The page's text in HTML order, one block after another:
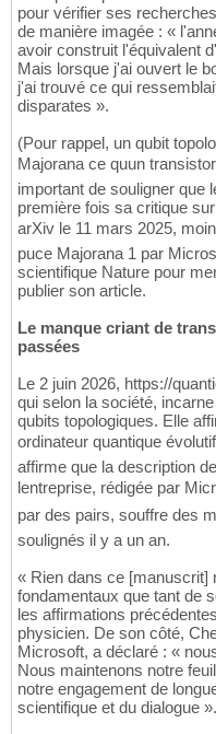
pour vérifier ses
de manière imagée : «
avoir construit l'équivalent
Mais lorsque j'ai ouvert le
j'ai trouvé ce qui
disparates ».
(Pour rappel, un qubit
Majorana ce quun
important de souligner que
première fois sa critique
arXiv le 11 mars 2025,
puce Majorana 1 par
scientifique Nature pour
publier son article.
Le manque criant de
passées
Le 2 juin 2026, https://
qui selon la société,
qubits topologiques. Elle
ordinateur quantique
affirme que la description
lentreprise, rédigée par
par des pairs, souffre des
soulignés il y a un an.
« Rien dans ce [manuscrit]
fondamentaux que tant de
les affirmations
physicien. De son côté,
Microsoft, a déclaré : «
Nous maintenons notre
notre engagement de
scientifique et du dialogue ».